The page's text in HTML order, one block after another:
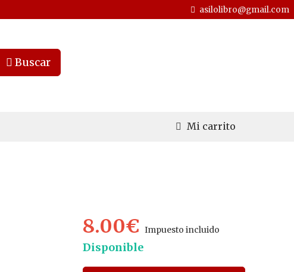
asilolibro@gmail.com
Buscar
Mi carrito
8.00€Impuesto incluido
Disponible